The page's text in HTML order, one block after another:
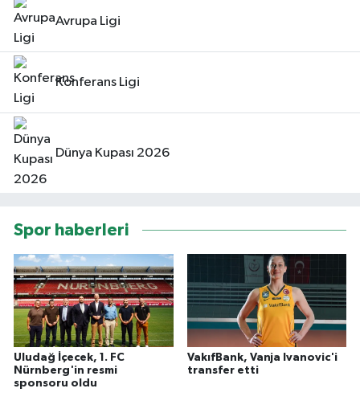
Avrupa Ligi
Konferans Ligi
Dünya Kupası 2026
Spor haberleri
Uludağ İçecek, 1. FC
Nürnberg'in resmi
sponsoru oldu
VakıfBank, Vanja Ivanovic'i
transfer etti